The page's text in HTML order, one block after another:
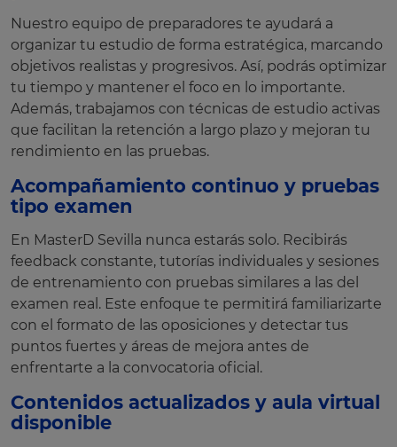
Nuestro equipo de preparadores te ayudará a
organizar tu estudio de forma estratégica, marcando
objetivos realistas y progresivos. Así, podrás optimizar
tu tiempo y mantener el foco en lo importante.
Además, trabajamos con técnicas de estudio activas
que facilitan la retención a largo plazo y mejoran tu
rendimiento en las pruebas.
Acompañamiento continuo y pruebas
tipo examen
En MasterD Sevilla nunca estarás solo. Recibirás
feedback constante, tutorías individuales y sesiones
de entrenamiento con pruebas similares a las del
examen real. Este enfoque te permitirá familiarizarte
con el formato de las oposiciones y detectar tus
puntos fuertes y áreas de mejora antes de
enfrentarte a la convocatoria oficial.
Contenidos actualizados y aula virtual
disponible